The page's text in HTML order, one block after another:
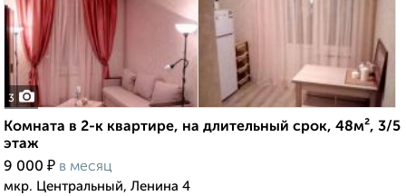
3
Комната в 2-к квартире, на длительный срок, 48м², 3/5
этаж
9 000 ₽ в месяц
мкр. Центральный, Ленина 4